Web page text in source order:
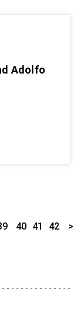
Adolfo
40 41 42 >